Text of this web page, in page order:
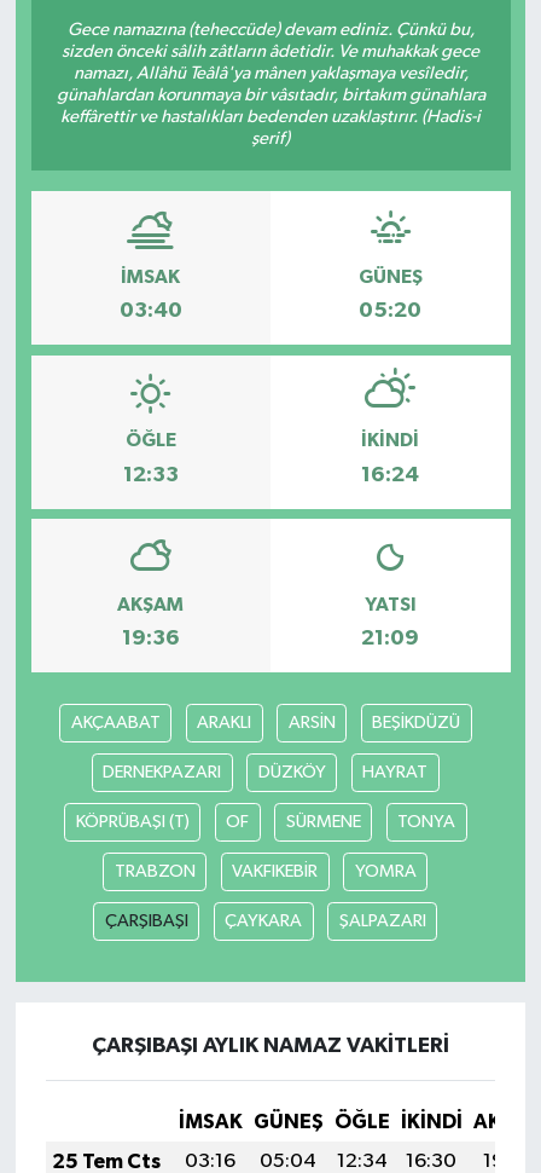
Gece namazına (teheccüde) devam ediniz. Çünkü bu,
sizden önceki sâlih zâtların âdetidir. Ve muhakkak gece
namazı, Allâhü Teâlâ'ya mânen yaklaşmaya vesîledir,
günahlardan korunmaya bir vâsıtadır, birtakım günahlara
keffârettir ve hastalıkları bedenden uzaklaştırır. (Hadis-i
şerif)
İMSAK
03:40
GÜNEŞ
05:20
ÖĞLE
12:33
İKINDI
16:24
AKŞAM
19:36
YATSI
21:09
AKÇAABAT ARAKLI ARSİN BEŞİKDÜZÜ
DERNEKPAZARI DÜZKÖY HAYRAT
KÖPRÜBAŞI (T) OF SÜRMENE TONYA
TRABZON VAKFIKEBİR YOMRA
ÇARŞIBAŞI ÇAYKARA ŞALPAZARI
ÇARŞIBAŞI AYLIK NAMAZ VAKITLERI
İMSAK GÜNEŞ ÖĞLE İKINDI
25 Tem Cts
03:16 05:04 12:34 16:30
19:54